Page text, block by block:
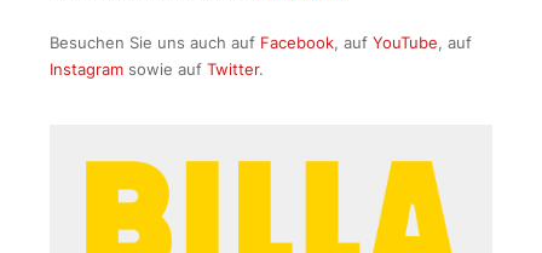
Besuchen Sie uns auch auf Facebook, auf YouTube, auf
Instagram sowie auf Twitter.